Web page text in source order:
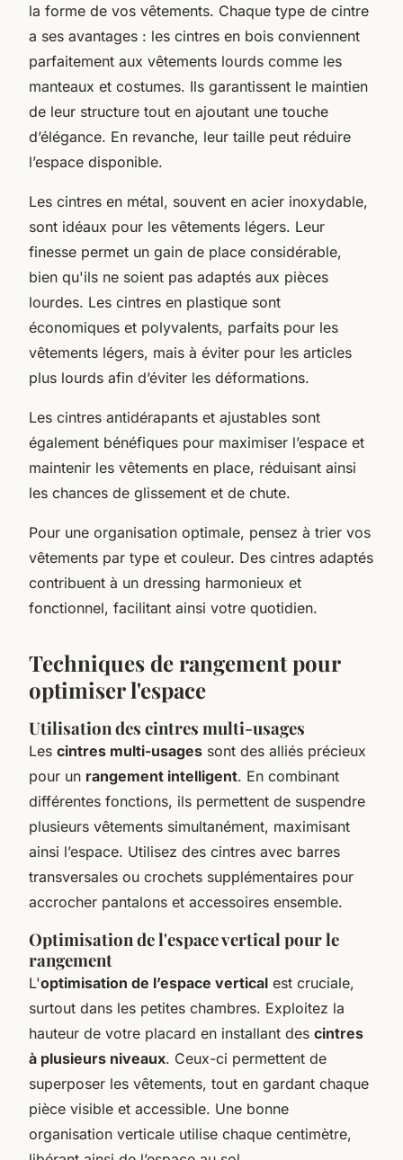
la forme de vos vêtements. Chaque type de cintre
a ses avantages : les cintres en bois conviennent
parfaitement aux vêtements lourds comme les
manteaux et costumes. Ils garantissent le maintien
de leur structure tout en ajoutant une touche
d’élégance. En revanche, leur taille peut réduire
l’espace disponible.
Les cintres en métal, souvent en acier inoxydable,
sont idéaux pour les vêtements légers. Leur
finesse permet un gain de place considérable,
bien qu'ils ne soient pas adaptés aux pièces
lourdes. Les cintres en plastique sont
économiques et polyvalents, parfaits pour les
vêtements légers, mais à éviter pour les articles
plus lourds afin d’éviter les déformations.
Les cintres antidérapants et ajustables sont
également bénéfiques pour maximiser l’espace et
maintenir les vêtements en place, réduisant ainsi
les chances de glissement et de chute.
Pour une organisation optimale, pensez à trier vos
vêtements par type et couleur. Des cintres adaptés
contribuent à un dressing harmonieux et
fonctionnel, facilitant ainsi votre quotidien.
Techniques de rangement pour
optimiser l'espace
Utilisation des cintres multi-usages
Les cintres multi-usages sont des alliés précieux
pour un rangement intelligent. En combinant
différentes fonctions, ils permettent de suspendre
plusieurs vêtements simultanément, maximisant
ainsi l’espace. Utilisez des cintres avec barres
transversales ou crochets supplémentaires pour
accrocher pantalons et accessoires ensemble.
Optimisation de l'espace vertical pour le
rangement
L'optimisation de l’espace vertical est cruciale,
surtout dans les petites chambres. Exploitez la
hauteur de votre placard en installant des cintres
à plusieurs niveaux. Ceux-ci permettent de
superposer les vêtements, tout en gardant chaque
pièce visible et accessible. Une bonne
organisation verticale utilise chaque centimètre,